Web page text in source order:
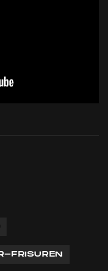
FRISUREN